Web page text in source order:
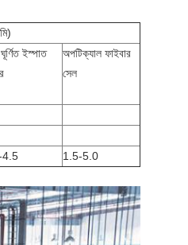
ইস্পাত
অপটিক্যাল ফাইবার
সেল
4.5 1.5-5.0